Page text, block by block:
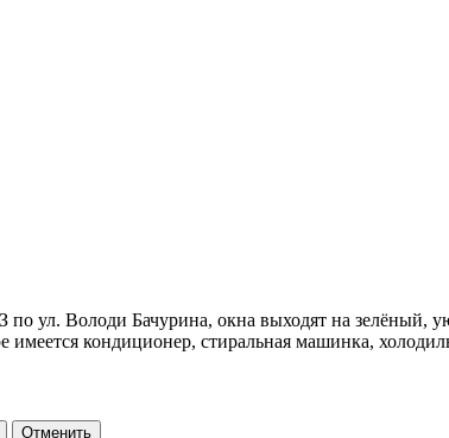
ул. Володи Бачурина, окна выходят на зелёный,
имеется кондиционер, стиральная машинка,